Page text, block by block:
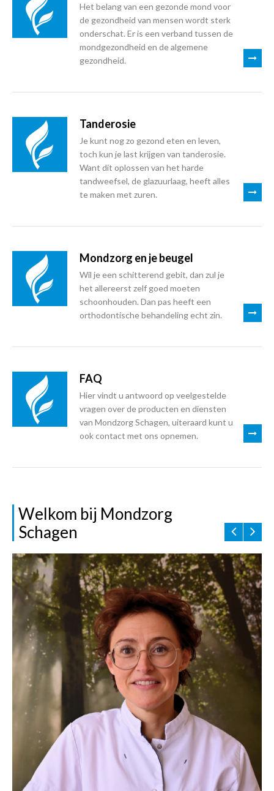
Het belang van een gezonde mond voor
de gezondheid van mensen wordt sterk
onderschat. Er is een verband tussen de
mondgezondheid en de algemene
gezondheid.
Tanderosie
Je kunt nog zo gezond eten en leven,
toch kun je last krijgen van tanderosie.
Want dit oplossen van het harde
tandweefsel, de glazuurlaag, heeft alles
te maken met zuren.
Mondzorg en je beugel
Wil je een schitterend gebit, dan zul je
het allereerst zelf goed moeten
schoonhouden. Dan pas heeft een
orthodontische behandeling echt zin.
FAQ
Hier vindt u antwoord op veelgestelde
vragen over de producten en diensten
van Mondzorg Schagen, uiteraard kunt u
ook contact met ons opnemen.
Welkom bij Mondzorg
Schagen